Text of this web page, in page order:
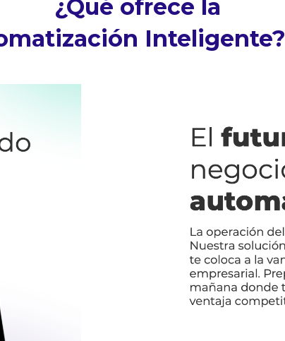
¿Qué ofrece la
Inteligente?